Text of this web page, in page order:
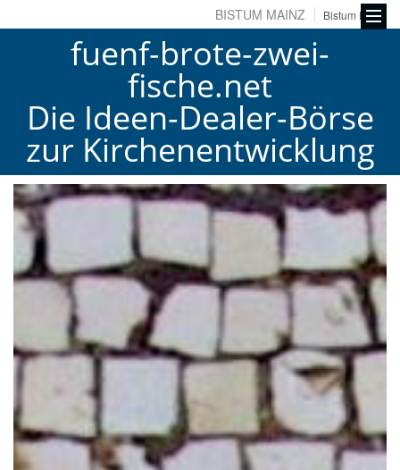
BISTUM MAINZ Bistum Fulda
fuenf-brote-zwei-
fische.net
Die Ideen-Dealer-Börse
zur Kirchenentwicklung